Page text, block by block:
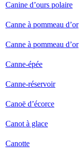
Canine d’ours polaire
Canne à pommeau d’or
Canne à pommeau d’or
Canne-épée
Canne-réservoir
Canoë d’écorce
Canot à glace
Canotte